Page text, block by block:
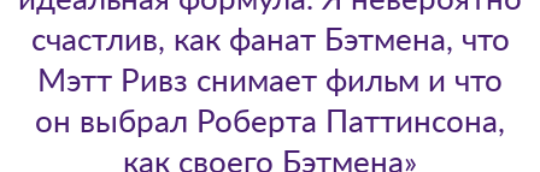
счастлив, как фанат Бэтмена, что
Мэтт Ривз снимает фильм и что
он выбрал Роберта Паттинсона,
как своего Бэтмена»